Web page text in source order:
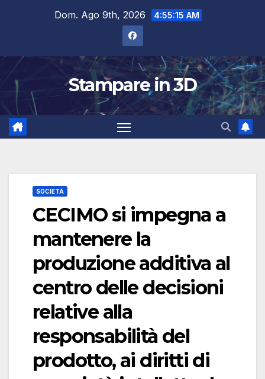
Dom. Ago 9th, 2026 4:55:16 AM
Stampare in 3D
SOCIETÀ
CECIMO si impegna a
mantenere la
produzione additiva al
centro delle decisioni
relative alla
responsabilità del
prodotto, ai diritti di